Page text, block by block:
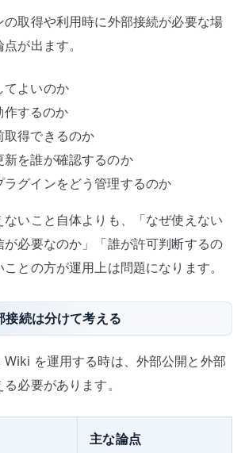
取得や利用時に外部接続が必要な場
が出ます。
てよいのか
するのか
取得できるのか
新を誰が確認するのか
グインをどう管理するのか
ないこと自体よりも、「なぜ使えない
必要なのか」「誰が許可判断するの
との方が運用上は問題になります。
接続は分けて考える
Wiki を運用する時は、外部公開と外部
必要があります。
主な論点